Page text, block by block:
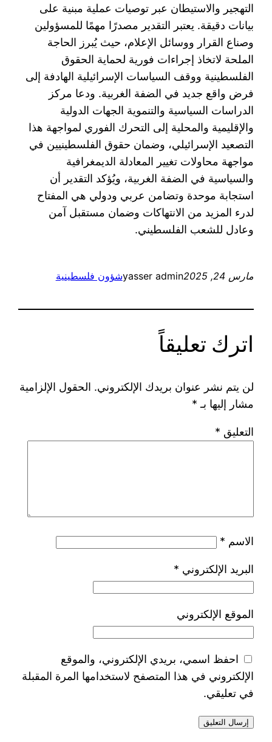
التهجير والاستيطان عبر توصيات عملية مبنية على
بيانات دقيقة. يعتبر التقدير مصدرًا مهمًا للمسؤولين
وصناع القرار ووسائل الإعلام، حيث يُبرز الحاجة
الملحة لاتخاذ إجراءات فورية لحماية الحقوق
الفلسطينية ووقف السياسات الإسرائيلية الهادفة إلى
فرض واقع جديد في الضفة الغربية. ودعا مركز
الدراسات السياسية والتنموية الجهات الدولية
والإقليمية والمحلية إلى التحرك الفوري لمواجهة هذا
التصعيد الإسرائيلي، وضمان حقوق الفلسطينيين في
مواجهة محاولات تغيير المعادلة الديمغرافية
والسياسية في الضفة الغربية، ويُؤكد التقدير أن
استجابة موحدة وتضامن عربي ودولي هي المفتاح
لدرء المزيد من الانتهاكات وضمان مستقبل آمن
وعادل للشعب الفلسطيني.
مارس 24, 2025 yasser adminشؤون فلسطينية
اترك تعليقاً
لن يتم نشر عنوان بريدك الإلكتروني. الحقول الإلزامية
مشار إليها بـ *
التعليق *
الاسم *
البريد الإلكتروني *
الموقع الإلكتروني
احفظ اسمي، بريدي الإلكتروني، والموقع
الإلكتروني في هذا المتصفح لاستخدامها المرة المقبلة
في تعليقي.